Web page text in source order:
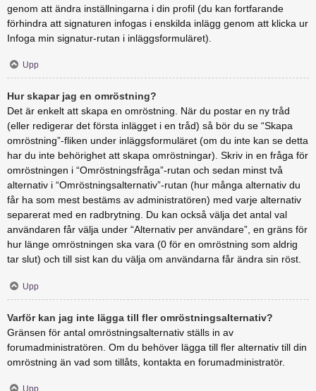
genom att ändra inställningarna i din profil (du kan fortfarande
förhindra att signaturen infogas i enskilda inlägg genom att klicka ur
Infoga min signatur-rutan i inläggsformuläret).
Upp
Hur skapar jag en omröstning?
Det är enkelt att skapa en omröstning. När du postar en ny tråd
(eller redigerar det första inlägget i en tråd) så bör du se “Skapa
omröstning”-fliken under inläggsformuläret (om du inte kan se detta
har du inte behörighet att skapa omröstningar). Skriv in en fråga för
omröstningen i “Omröstningsfråga”-rutan och sedan minst två
alternativ i “Omröstningsalternativ”-rutan (hur många alternativ du
får ha som mest bestäms av administratören) med varje alternativ
separerat med en radbrytning. Du kan också välja det antal val
användaren får välja under “Alternativ per användare”, en gräns för
hur länge omröstningen ska vara (0 för en omröstning som aldrig
tar slut) och till sist kan du välja om användarna får ändra sin röst.
Upp
Varför kan jag inte lägga till fler omröstningsalternativ?
Gränsen för antal omröstningsalternativ ställs in av
forumadministratören. Om du behöver lägga till fler alternativ till din
omröstning än vad som tillåts, kontakta en forumadministratör.
Upp